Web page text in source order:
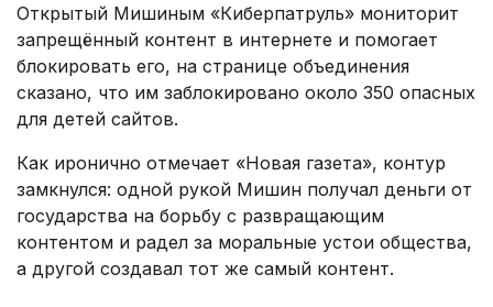
Открытый Мишиным «Киберпатруль» мониторит
запрещённый контент в интернете и помогает
блокировать его, на странице объединения
сказано, что им заблокировано около 350 опасных
для детей сайтов.
Как иронично отмечает «Новая газета», контур
замкнулся: одной рукой Мишин получал деньги от
государства на борьбу с развращающим
контентом и радел за моральные устои общества,
а другой создавал тот же самый контент.